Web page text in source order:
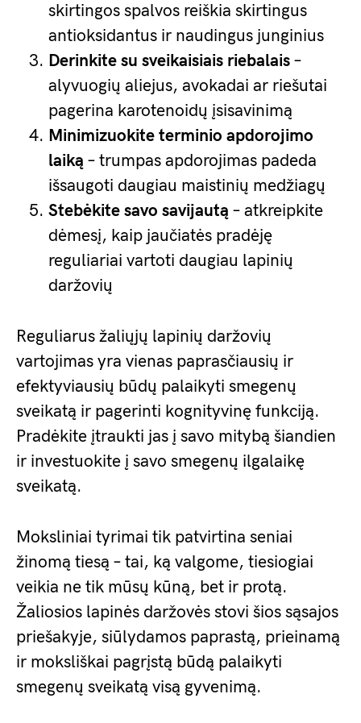
skirtingos spalvos reiškia skirtingus
antioksidantus ir naudingus junginius
Derinkite su sveikaisiais riebalais –
alyvuogių aliejus, avokadai ar riešutai
pagerina karotenoidų įsisavinimą
Minimizuokite terminio apdorojimo
laiką – trumpas apdorojimas padeda
išsaugoti daugiau maistinių medžiagų
Stebėkite savo savijautą – atkreipkite
dėmesį, kaip jaučiatės pradėję
reguliariai vartoti daugiau lapinių
daržovių
Reguliarus žaliųjų lapinių daržovių
vartojimas yra vienas paprasčiausių ir
efektyviausių būdų palaikyti smegenų
sveikatą ir pagerinti kognityvinę funkciją.
Pradėkite įtraukti jas į savo mitybą šiandien
ir investuokite į savo smegenų ilgalaikę
sveikatą.
Moksliniai tyrimai tik patvirtina seniai
žinomą tiesą – tai, ką valgome, tiesiogiai
veikia ne tik mūsų kūną, bet ir protą.
Žaliosios lapinės daržovės stovi šios sąsajos
priešakyje, siūlydamos paprastą, prieinamą
ir moksliškai pagrįstą būdą palaikyti
smegenų sveikatą visą gyvenimą.